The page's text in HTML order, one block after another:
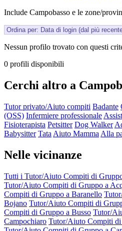
Include Campobasso e le zone/
Nessun profilo trovato con questi
0 profili disponibili
Cerchi altro a
Tutor privato/Aiuto compiti Badante
(OSS) Infermiere professionale
Fisioterapista Petsitter Dog Walker
Babysitter Tata Aiuto Mamma Alla
Nelle vicinanze
Tutti i Tutor/Aiuto Compiti di
Tutor/Aiuto Compiti di Gruppo a
Compiti di Gruppo a Baranello
Bojano Tutor/Aiuto Compiti di
Compiti di Gruppo a Busso Tutor/
Campochiaro Tutor/Aiuto Compiti di